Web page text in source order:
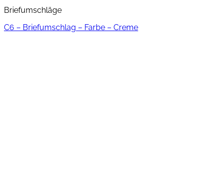
Briefumschläge
C6 – Briefumschlag – Farbe – Creme